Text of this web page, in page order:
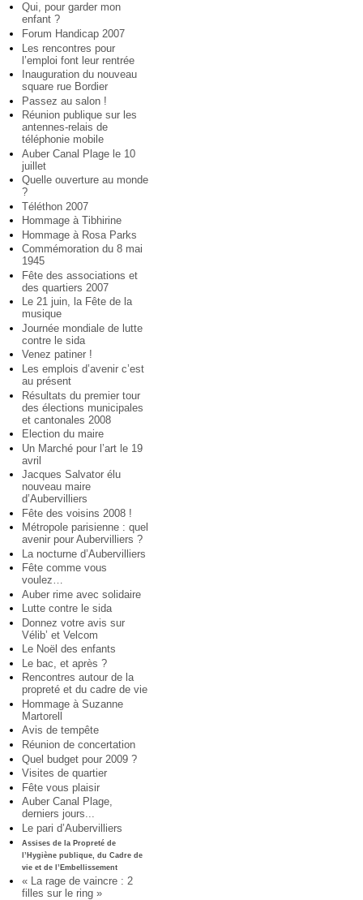
Qui, pour garder mon
enfant ?
Forum Handicap 2007
Les rencontres pour
l’emploi font leur rentrée
Inauguration du nouveau
square rue Bordier
Passez au salon !
Réunion publique sur les
antennes-relais de
téléphonie mobile
Auber Canal Plage le 10
juillet
Quelle ouverture au monde
?
Téléthon 2007
Hommage à Tibhirine
Hommage à Rosa Parks
Commémoration du 8 mai
1945
Fête des associations et
des quartiers 2007
Le 21 juin, la Fête de la
musique
Journée mondiale de lutte
contre le sida
Venez patiner !
Les emplois d’avenir c’est
au présent
Résultats du premier tour
des élections municipales
et cantonales 2008
Election du maire
Un Marché pour l’art le 19
avril
Jacques Salvator élu
nouveau maire
d’Aubervilliers
Fête des voisins 2008 !
Métropole parisienne : quel
avenir pour Aubervilliers ?
La nocturne d’Aubervilliers
Fête comme vous
voulez…
Auber rime avec solidaire
Lutte contre le sida
Donnez votre avis sur
Vélib’ et Velcom
Le Noël des enfants
Le bac, et après ?
Rencontres autour de la
propreté et du cadre de vie
Hommage à Suzanne
Martorell
Avis de tempête
Réunion de concertation
Quel budget pour 2009 ?
Visites de quartier
Fête vous plaisir
Auber Canal Plage,
derniers jours...
Le pari d’Aubervilliers
Assises de la Propreté de
l’Hygiène publique, du Cadre de
vie et de l’Embellissement
« La rage de vaincre : 2
filles sur le ring »